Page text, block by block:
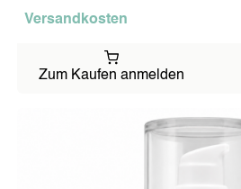
Versandkosten
Zum Kaufen anmelden